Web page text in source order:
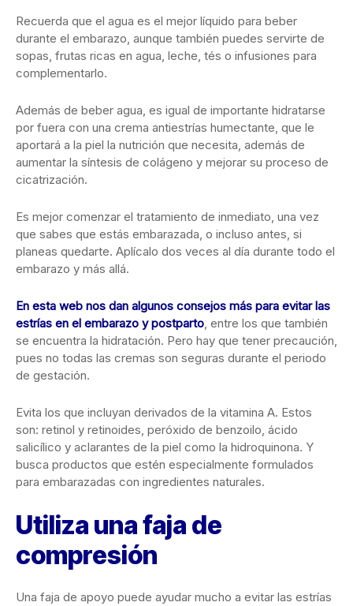
Recuerda que el agua es el mejor líquido para beber
durante el embarazo, aunque también puedes servirte de
sopas, frutas ricas en agua, leche, tés o infusiones para
complementarlo.
Además de beber agua, es igual de importante hidratarse
por fuera con una crema antiestrías humectante, que le
aportará a la piel la nutrición que necesita, además de
aumentar la síntesis de colágeno y mejorar su proceso de
cicatrización.
Es mejor comenzar el tratamiento de inmediato, una vez
que sabes que estás embarazada, o incluso antes, si
planeas quedarte. Aplícalo dos veces al día durante todo el
embarazo y más allá.
En esta web nos dan algunos consejos más para evitar las
estrías en el embarazo y postparto, entre los que también
se encuentra la hidratación. Pero hay que tener precaución,
pues no todas las cremas son seguras durante el periodo
de gestación.
Evita los que incluyan derivados de la vitamina A. Estos
son: retinol y retinoides, peróxido de benzoilo, ácido
salicílico y aclarantes de la piel como la hidroquinona. Y
busca productos que estén especialmente formulados
para embarazadas con ingredientes naturales.
Utiliza una faja de
compresión
Una faja de apoyo puede ayudar mucho a evitar las estrías